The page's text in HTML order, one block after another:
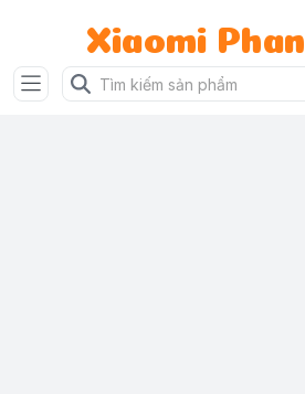
Xiaomi